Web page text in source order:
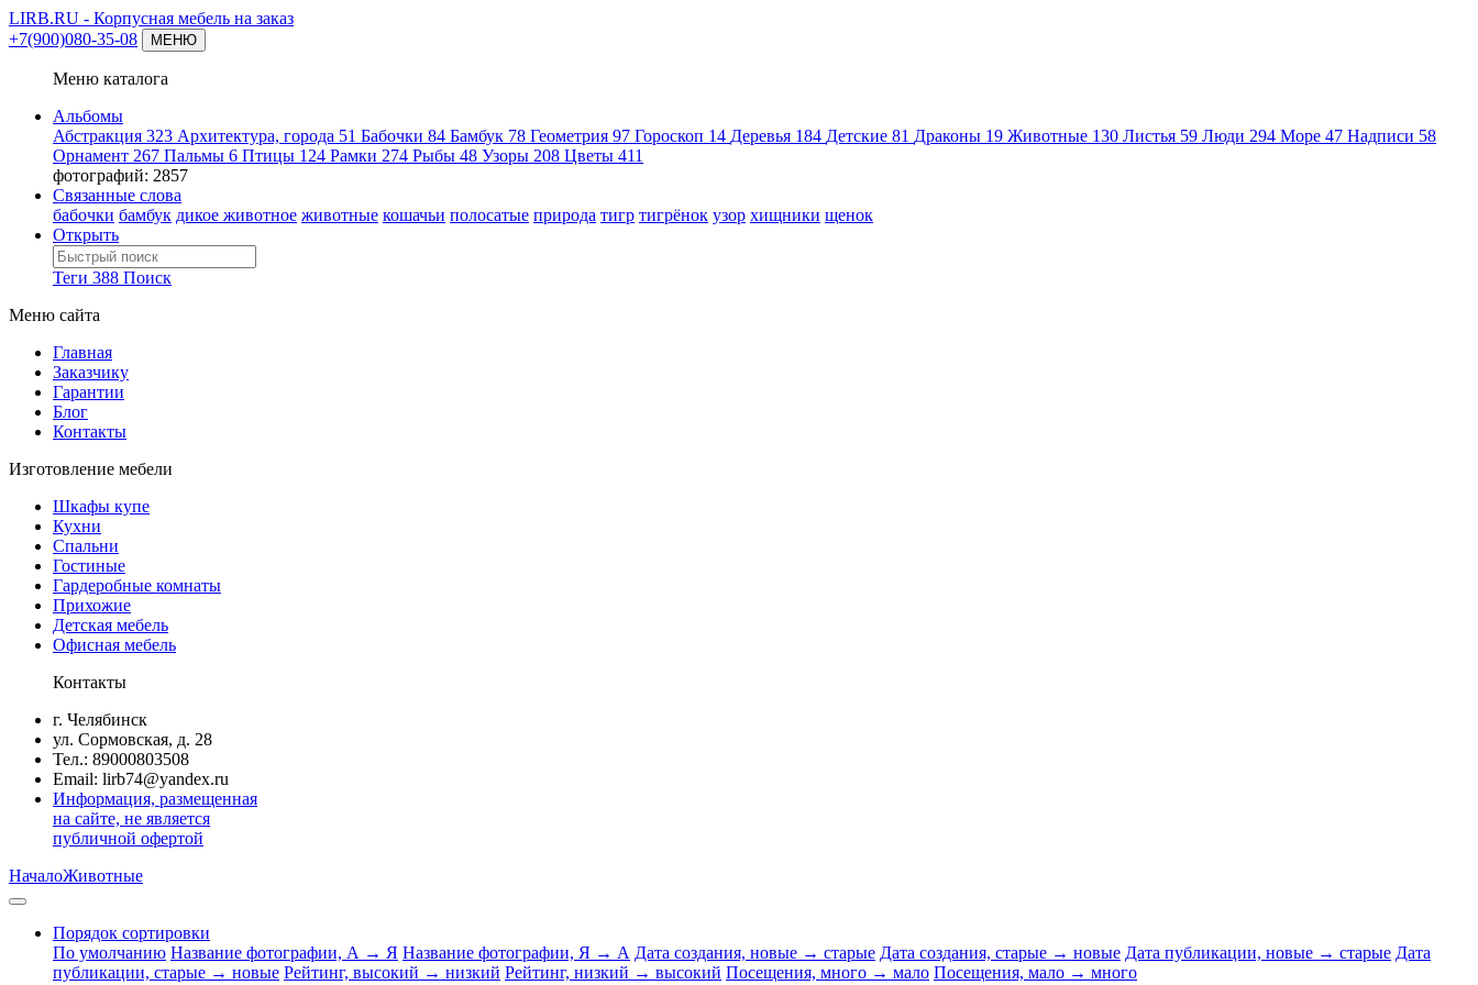
LIRB.RU - Корпусная мебель на заказ
+7(900)080-35-08
МЕНЮ
Меню каталога
Альбомы
Абстракция 323 Архитектура, города 51 Бабочки 84 Бамбук 78 Геометрия 97 Гороскоп 14 Деревья 184 Детские 81 Драконы 19 Животные 130 Листья 59 Люди 294 Море 47 Надписи 58
Орнамент 267 Пальмы 6 Птицы 124 Рамки 274 Рыбы 48 Узоры 208 Цветы 411
фотографий: 2857
Связанные слова
бабочки бамбук дикое животное животные кошачьи полосатые природа тигр тигрёнок узор хищники щенок
Открыть
Теги 388 Поиск
Меню сайта
Главная
Заказчику
Гарантии
Блог
Контакты
Изготовление мебели
Шкафы купе
Кухни
Спальни
Гостиные
Гардеробные комнаты
Прихожие
Детская мебель
Офисная мебель
Контакты
г. Челябинск
ул. Сормовская, д. 28
Тел.: 89000803508
Email: lirb74@yandex.ru
Информация, размещенная
на сайте, не является
публичной офертой
НачалоЖивотные
Порядок сортировки
По умолчанию Название фотографии, А → Я Название фотографии, Я → А Дата создания, новые → старые Дата создания, старые → новые Дата публикации, новые → старые Дата
публикации, старые → новые Рейтинг, высокий → низкий Рейтинг, низкий → высокий Посещения, много → мало Посещения, мало → много